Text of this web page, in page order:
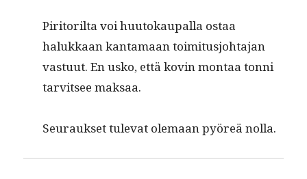
Pir­i­to­ril­ta voi huu­tokau­pal­la ostaa
halukkaan kan­ta­maan toim­i­tusjo­hta­jan
vas­tu­ut. En usko, että kovin mon­taa ton­ni
tarvit­see maksaa.
Seu­rauk­set tule­vat ole­maan pyöreä nolla.